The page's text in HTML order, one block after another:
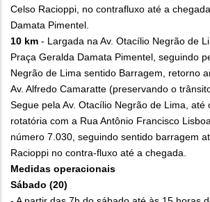
Celso Racioppi, no contrafluxo até a
Damata Pimentel.
10 km - Largada na Av. Otacílio Negrão de
Praça Geralda Damata Pimentel, seguindo
Negrão de Lima sentido Barragem, retorno
Av. Alfredo Camaratte (preservando o
Segue pela Av. Otacílio Negrão de Lima, até
rotatória com a Rua Antônio Francisco
número 7.030, seguindo sentido barragem
Racioppi no contra-fluxo até a chegada.
Medidas operacionais
Sábado (20)